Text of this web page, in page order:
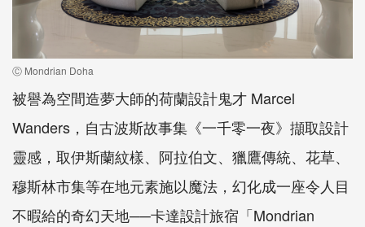
Ⓒ Mondrian Doha
被譽為空間造夢大師的荷蘭設計鬼才 Marcel
Wanders，自古波斯故事集《一千零一夜》擷取設計
靈感，取伊斯蘭紋樣、阿拉伯文、獵鷹傳統、花草、
穆斯林市集等在地元素施以魔法，幻化成一座令人目
不暇給的奇幻天地──卡達設計旅宿「Mondrian